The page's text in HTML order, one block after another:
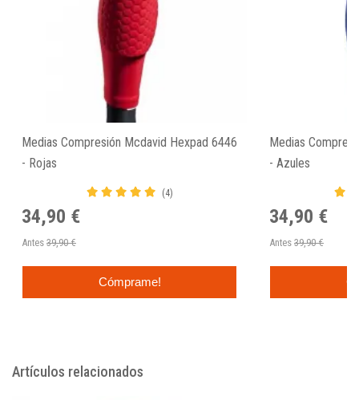
Medias Compresión Mcdavid Hexpad 6446
- Rojas
(4)
34,90 €
Antes 39,90 €
Cómprame!
Medias
- Azules
34,90 €
Antes 39,90 €
Artículos relacionados